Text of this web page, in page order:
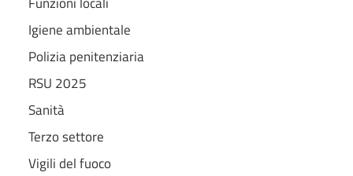
Igiene ambientale
Polizia penitenziaria
RSU 2025
Sanità
Terzo settore
Vigili del fuoco